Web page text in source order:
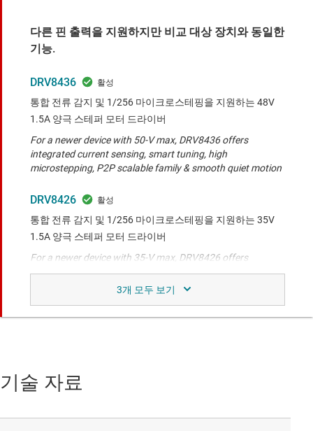
다른 핀 출력을 지원하지만 비교 대상 장치와 동일한
기능.
DRV8436
통합 전류 감지 및 1/256 마이크로스테핑을 지원하는 48V
1.5A 양극 스테퍼 모터 드라이버
For a newer device with 50-V max, DRV8436 offers
integrated current sensing, smart tuning, high
microstepping, P2P scalable family & smooth quiet motion
DRV8426
통합 전류 감지 및 1/256 마이크로스테핑을 지원하는 35V
1.5A 양극 스테퍼 모터 드라이버
For a newer device with 35-V max, DRV8426 offers
integrated current sensing, smart tuning, high
microstepping, P2P scalable family & smooth quiet motion
전류 조절 및 1/16 마이크로스테핑을 지원하는 37V, 1A 양극
기술 자료